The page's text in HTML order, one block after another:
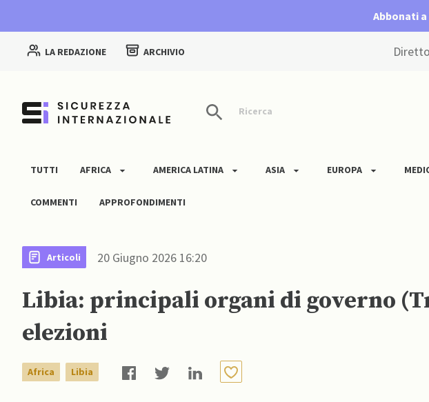
Abbonati
LA REDAZIONE ARCHIVIO
Ricerca
TUTTI AFRICA AMERICA LATINA ASIA EUROPA
COMMENTI APPROFONDIMENTI
Articoli 20 Giugno 2026 16:20
Libia: principali organi di governo
elezioni
Africa Libia